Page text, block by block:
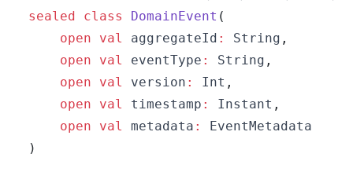
sealed
class DomainEvent (
open
val aggregateId : String ,
open
val eventType : String ,
open
val version : Int ,
open
val timestamp : Instant ,
open
val metadata :
)